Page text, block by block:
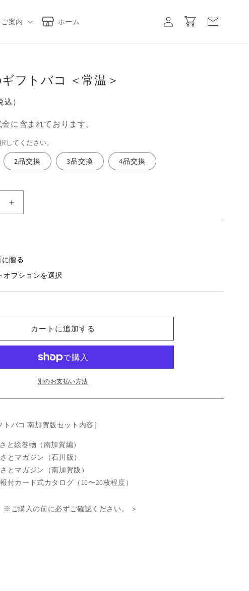
ご案内 ホーム
グ
イ
ー
フトバコ ＜常温＞
込）
に含まれております。
してください。
2品交換 3品交換 4品交換
南
加
ギ
ト
バ
＜
温
を
や
贈る
オプションを選択
カートに追加する
別のお支払い方法
トバコ 南加賀版セット内容］
と絵巻物（南加賀編）
とマガジン（石川版）
とマガジン（南加賀版）
付カード式カタログ（10〜20枚程度）
ご購入の前に必ずご確認ください。 ＞